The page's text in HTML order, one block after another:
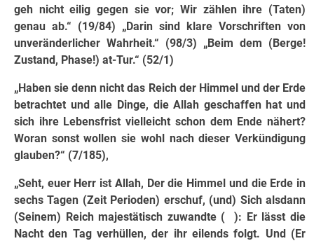
geh nicht eilig gegen sie vor; Wir zählen ihre (Taten)
genau ab.“ (19/84) „Darin sind klare Vorschriften von
unveränderlicher Wahrheit.“ (98/3) „Beim dem (Berge!
Zustand, Phase!) at-Tur.“ (52/1)
„Haben sie denn nicht das Reich der Himmel und der Erde
betrachtet und alle Dinge, die Allah geschaffen hat und
sich ihre Lebensfrist vielleicht schon dem Ende nähert?
Woran sonst wollen sie wohl nach dieser Verkündigung
glauben?“ (7/185),
„Seht, euer Herr ist Allah, Der die Himmel und die Erde in
sechs Tagen (Zeit Perioden) erschuf, (und) Sich alsdann
(Seinem) Reich majestätisch zuwandte ( ): Er lässt die
Nacht den Tag verhüllen, der ihr eilends folgt. Und (Er